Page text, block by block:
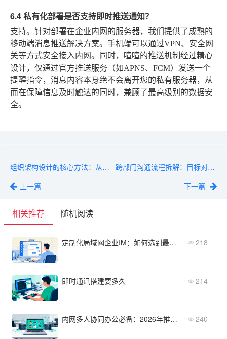
6.4 私有化部署是否支持即时推送通知？
支持。针对部署在企业内网的服务器，我们提供了成熟的
移动端消息推送解决方案。手机端可以通过VPN、安全网
关等方式安全接入内网。同时，喧喧的推送机制经过精心
设计，仅通过官方推送服务（如APNS、FCM）发送一个
提醒指令，消息内容本身绝不会离开您的私有服务器，从
而在保障信息及时触达的同时，兼顾了最高级别的数据安
全。
组织架构设计的核心方法：从扁平化到矩阵式的全场景应用
上一篇
跨部门沟通流程拆解：目标对齐、信息同步、冲突管理独立详解
下一篇
相关推荐 随机阅读
定制化局域网企业IM：如何选到最实用的？ 218
即时通讯搭建要多久 214
内网多人协同办公必备：2026年推荐的5款安全高效平台清单 240